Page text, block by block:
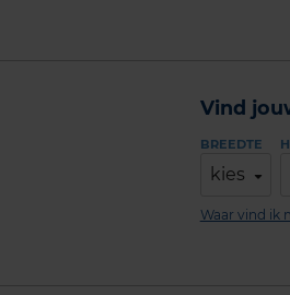
Vind
BREEDTE
kies
Waar vind ik